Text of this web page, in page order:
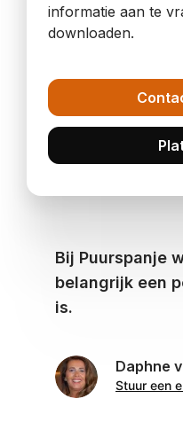
informatie aan te
downloaden.
Bij Puurspanje
belangrijk een
is.
Daphne
Stuur een